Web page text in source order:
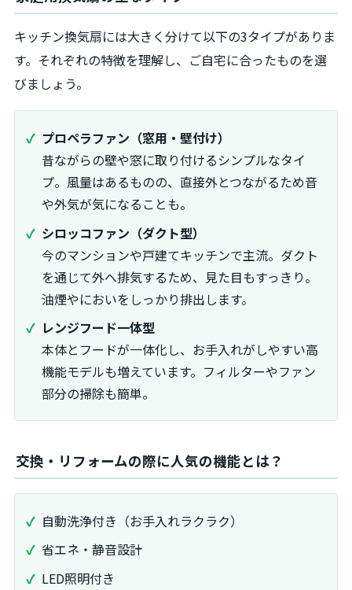
キッチン換気扇には大きく分けて以下の3タイプがありま
す。それぞれの特徴を理解し、ご自宅に合ったものを選
びましょう。
プロペラファン（窓用・壁付け）
昔ながらの壁や窓に取り付けるシンプルなタイ
プ。風量はあるものの、直接外とつながるため音
や外気が気になることも。
シロッコファン（ダクト型）
今のマンションや戸建てキッチンで主流。ダクト
を通じて外へ排気するため、見た目もすっきり。
油煙やにおいをしっかり排出します。
レンジフード一体型
本体とフードが一体化し、お手入れがしやすい高
機能モデルも増えています。フィルターやファン
部分の掃除も簡単。
交換・リフォームの際に人気の機能とは？
自動洗浄付き（お手入れラクラク）
省エネ・静音設計
LED照明付き